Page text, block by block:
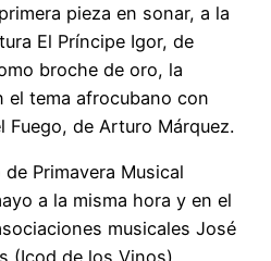
pieza en sonar, a la
El Príncipe Igor, de
broche de oro, la
el tema afrocubano con
Fuego, de Arturo Márquez.
Primavera Musical
a la misma hora y en el
musicales José